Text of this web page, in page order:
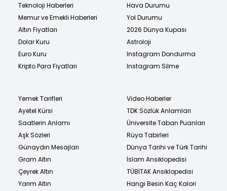
Teknoloji Haberleri
Memur ve Emekli Haberleri
Altın Fiyatları
Dolar Kuru
Euro Kuru
Kripto Para Fiyatları
Hava Durumu
Yol Durumu
2026 Dünya Kupası
Astroloji
Instagram Dondurma
Instagram Silme
Yemek Tarifleri
Ayetel Kürsi
Saatlerin Anlamı
Aşk Sözleri
Günaydın Mesajları
Gram Altın
Çeyrek Altın
Yarım Altın
Video Haberler
TDK Sözlük Anlamları
Üniversite Taban Puanları
Rüya Tabirleri
Dünya Tarihi ve Türk Tarihi
İslam Ansiklopedisi
TÜBİTAK Ansiklopedisi
Hangi Besin Kaç Kalori